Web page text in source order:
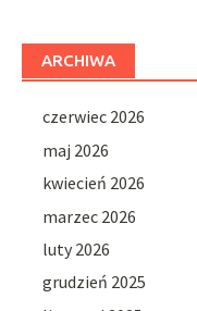
ARCHIWA
czerwiec 2026
maj 2026
kwiecień 2026
marzec 2026
luty 2026
grudzień 2025